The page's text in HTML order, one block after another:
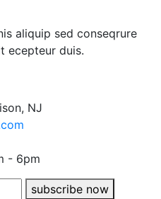
aliquip sed conseqrure
ecepteur duis.
NJ
- 6pm
subscribe now